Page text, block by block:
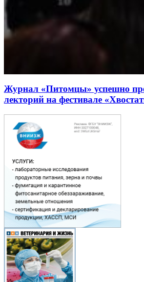
Журнал «Питомцы» успешно
лекторий на фестивале